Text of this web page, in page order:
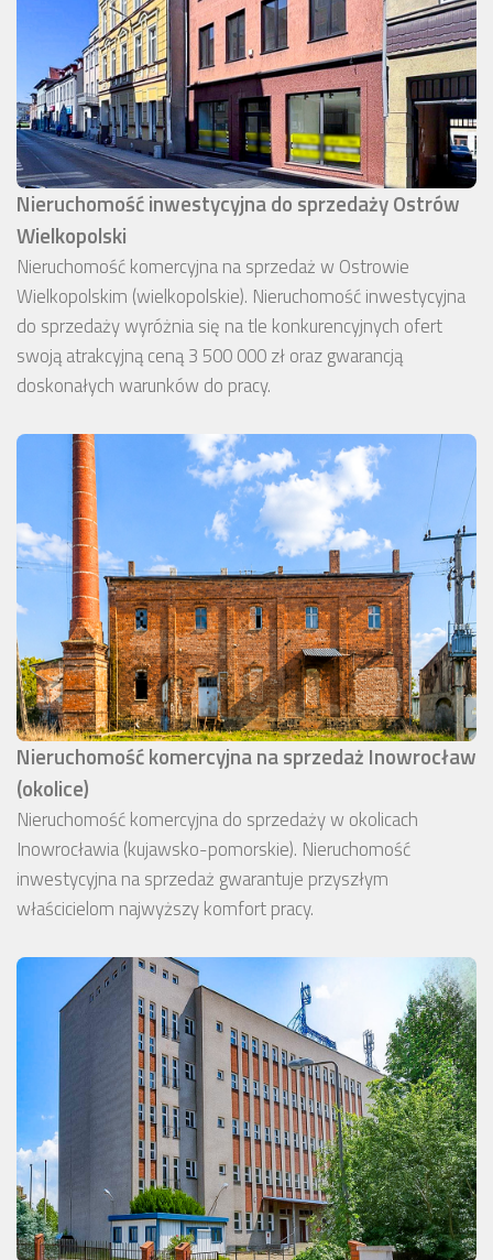
Nieruchomość inwestycyjna do sprzedaży Ostrów
Wielkopolski
Nieruchomość komercyjna na sprzedaż w Ostrowie
Wielkopolskim (wielkopolskie). Nieruchomość inwestycyjna
do sprzedaży wyróżnia się na tle konkurencyjnych ofert
swoją atrakcyjną ceną 3 500 000 zł oraz gwarancją
doskonałych warunków do pracy.
Nieruchomość komercyjna na sprzedaż Inowrocław
(okolice)
Nieruchomość komercyjna do sprzedaży w okolicach
Inowrocławia (kujawsko-pomorskie). Nieruchomość
inwestycyjna na sprzedaż gwarantuje przyszłym
właścicielom najwyższy komfort pracy.